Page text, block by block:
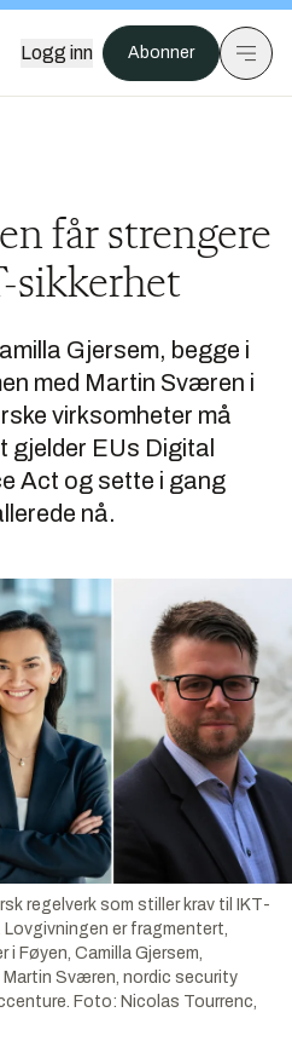
Logg inn Abonner
får strengere
sikkerhet
Gjersem, begge i
med Martin Sværen i
virksomheter må
gjelder EUs Digital
Act og sette i gang
nå.
regelverk som stiller krav til IKT-
er fragmentert,
i Føyen, Camilla Gjersem,
Sværen, nordic security
Foto: Nicolas Tourrenc,